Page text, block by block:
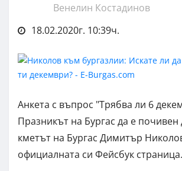
Венелин Костадинов
18.02.2020г. 10:39ч.
Анкета с въпрос "Трябва ли 6
Празникът на Бургас да е почивен
кметът на Бургас Димитър
официалната си Фейсбук страница.